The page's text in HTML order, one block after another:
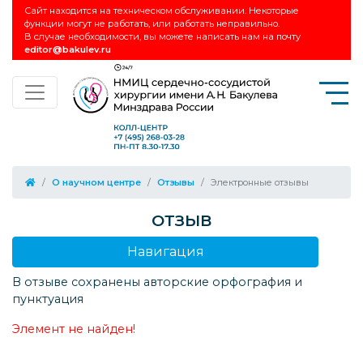
Сайт находится на техническом обслуживании. Некоторые
функции могут не работать, или работать неправильно.
В случае необходимости, вы можете написать нам на почту
editor@bakulev.ru
О научном центре Отзывы Электронные отзывы
ОТЗЫВ
Навигация
В отзыве сохранены авторские орфография и
пунктуация
Элемент не найден!